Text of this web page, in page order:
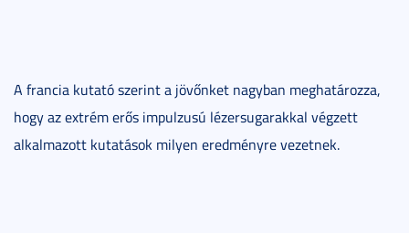
A francia kutató szerint a jövőnket nagyban meghatározza,
hogy az extrém erős impulzusú lézersugarakkal végzett
alkalmazott kutatások milyen eredményre vezetnek.